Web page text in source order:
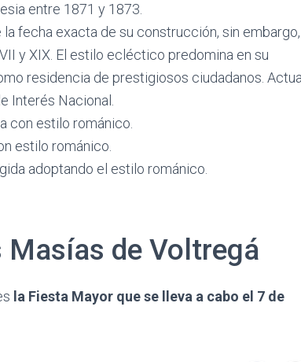
entre 1871 y 1873.
fecha exacta de su construcción, sin
y XIX. El estilo ecléctico predomina en su
residencia de prestigiosos ciudadanos.
Interés Nacional.
con estilo románico.
estilo románico.
adoptando el estilo románico.
Masías de Voltregá
la Fiesta Mayor que se lleva a cabo el 7 de